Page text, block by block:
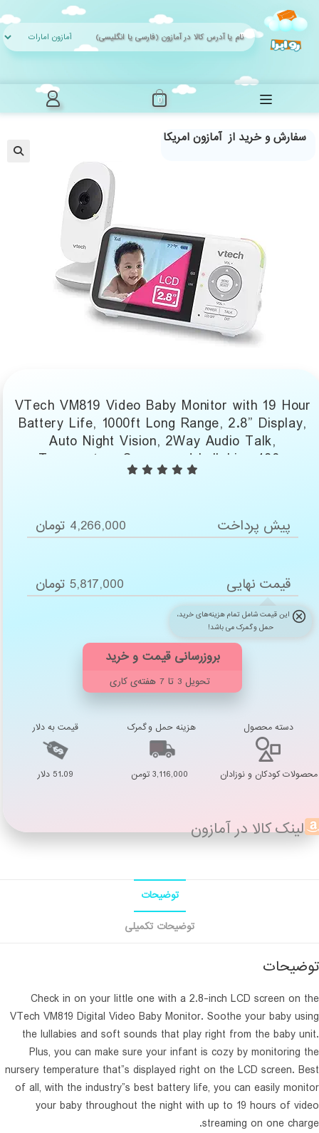
content
0
سفارش و خرید از آمازون امریکا
VTech VM819 Video Baby Monitor with 19 Hour
Battery Life, 1000ft Long Range, 2.8” Display,
Auto Night Vision, 2Way Audio Talk,
Temperature Sensor and Lullabies,480p
پیش پرداخت 4,266,000 تومان
قیمت نهایی
این قیمت شامل تمام هزینه‌های خرید،
حمل و گمرک می باشد!
5,817,000 تومان
تحویل 3 تا 7 هفته‌ی کاری
دسته محصول
محصولات کودکان و نوزادان
هزینه حمل و گمرک
3,116,000 تومن
قیمت به دلار
51.09 دلار
لینک کالا در آمازون
توضیحات
توضیحات تکمیلی
توضیحات
Check in on your little one with a 2.8-inch LCD screen on the
VTech VM819 Digital Video Baby Monitor. Soothe your baby using
the lullabies and soft sounds that play right from the baby unit.
Plus, you can make sure your infant is cozy by monitoring the
nursery temperature that”s displayed right on the LCD screen. Best
of all, with the industry”s best battery life, you can easily monitor
your baby throughout the night with up to 19 hours of video
streaming on one charge.